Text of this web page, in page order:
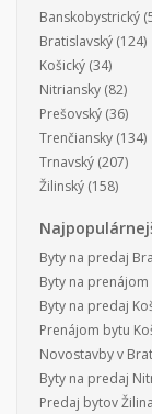
Banskobystrický
Bratislavský (124)
Košický (34)
Nitriansky (82)
Prešovský (36)
Trenčiansky (134)
Trnavský (207)
Žilinský (158)
Byty na predaj
Byty na
Byty na predaj
Prenájom bytu
Novostavby v
Byty na predaj
Predaj bytov Žilina